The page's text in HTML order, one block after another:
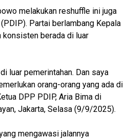
melakukan reshuffle ini juga
Partai berlambang Kepala
konsisten berada di luar
luar pemerintahan. Dan saya
orang-orang yang ada di
DPP PDIP, Aria Bima di
Jakarta, Selasa (9/9/2025).
mengawasi jalannya